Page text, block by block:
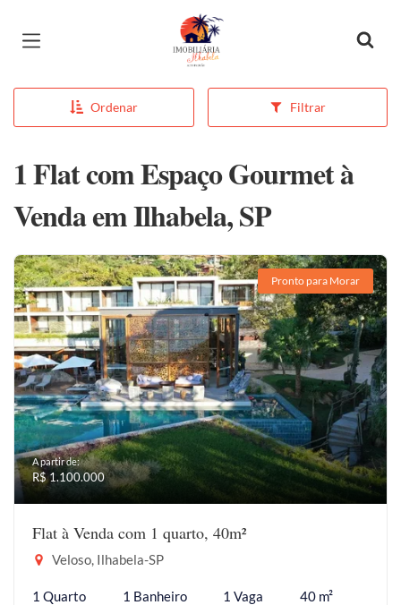
Página inicial
Ordenar Filtrar
1 Flat com Espaço Gourmet à
Venda em Ilhabela, SP
Pronto para Morar
A partir de:
R$ 1.100.000
Flat à Venda com 1 quarto, 40m²
Veloso, Ilhabela-SP
1 Quarto 1 Banheiro 1 Vaga 40 m²